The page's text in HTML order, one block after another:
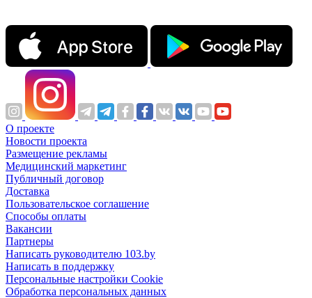
О проекте
Новости проекта
Размещение рекламы
Медицинский маркетинг
Публичный договор
Доставка
Пользовательское соглашение
Способы оплаты
Вакансии
Партнеры
Написать руководителю 103.by
Написать в поддержку
Персональные настройки Cookie
Обработка персональных данных